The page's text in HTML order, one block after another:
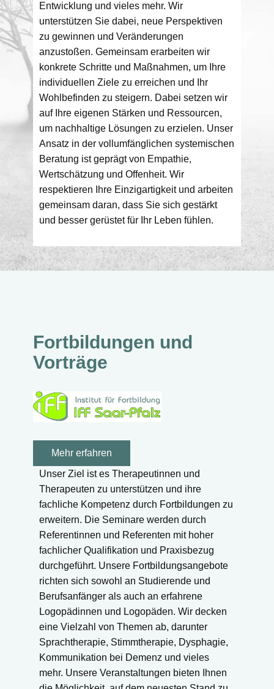
Entwicklung und vieles mehr. Wir
unterstützen Sie dabei, neue Perspektiven
zu gewinnen und Veränderungen
anzustoßen. Gemeinsam erarbeiten wir
konkrete Schritte und Maßnahmen, um Ihre
individuellen Ziele zu erreichen und Ihr
Wohlbefinden zu steigern. Dabei setzen wir
auf Ihre eigenen Stärken und Ressourcen,
um nachhaltige Lösungen zu erzielen. Unser
Ansatz in der vollumfänglichen systemischen
Beratung ist geprägt von Empathie,
Wertschätzung und Offenheit. Wir
respektieren Ihre Einzigartigkeit und arbeiten
gemeinsam daran, dass Sie sich gestärkt
und besser gerüstet für Ihr Leben fühlen.
Fortbildungen und
Vorträge
Mehr erfahren
Unser Ziel ist es Therapeutinnen und
Therapeuten zu unterstützen und ihre
fachliche Kompetenz durch Fortbildungen zu
erweitern. Die Seminare werden durch
Referentinnen und Referenten mit hoher
fachlicher Qualifikation und Praxisbezug
durchgeführt. Unsere Fortbildungsangebote
richten sich sowohl an Studierende und
Berufsanfänger als auch an erfahrene
Logopädinnen und Logopäden. Wir decken
eine Vielzahl von Themen ab, darunter
Sprachtherapie, Stimmtherapie, Dysphagie,
Kommunikation bei Demenz und vieles
mehr. Unsere Veranstaltungen bieten Ihnen